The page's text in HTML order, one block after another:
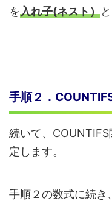
を入れ子(ネスト）
手順２．
続いて、
定します。
手順２の数式に続き